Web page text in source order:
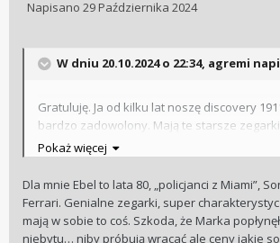
Napisano 29 Października 2024
W dniu 20.10.2024 o 22:34, agremi
Gratuluję. Ja od kilku lat noszę discovery
bardzo zadowolony. Mają te starsze
„to coś”. Mój jest na Lemanii - 8810 (cal. Ebel
Pokaż więcej
Dla mnie Ebel to lata 80, „policjanci z Miami”,
Ferrari. Genialne zegarki, super
mają w sobie to coś. Szkoda, że Marka
niebytu… niby próbują wracać ale ceny jakie